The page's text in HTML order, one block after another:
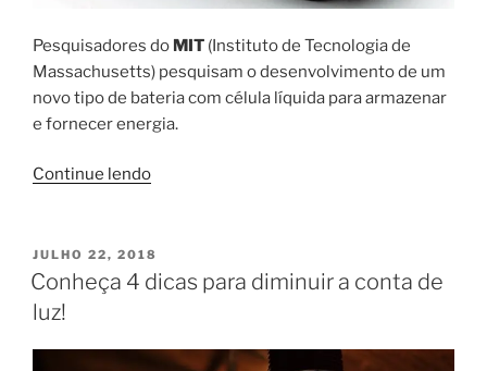
Pesquisadores do MIT (Instituto de Tecnologia de
Massachusetts) pesquisam o desenvolvimento de um
novo tipo de bateria com célula líquida para armazenar
e fornecer energia.
Continue lendo“Bateria
líquida
de
veículos
PUBLICADO
EM
JULHO 22, 2018
Conheça 4 dicas para diminuir a conta de
luz!